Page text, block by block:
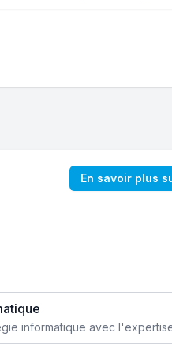
En savoir plus